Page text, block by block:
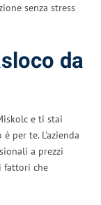
senza stress
da
e ti stai
per te. L’azienda
a prezzi
fattori che